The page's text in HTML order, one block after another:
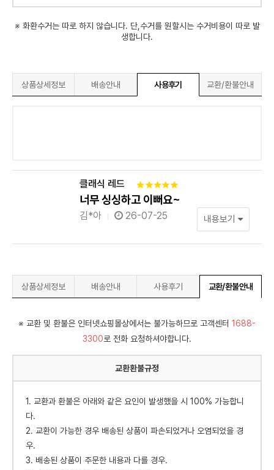
※ 화환수거는 따로 하지 않습니다. 단,수거를 원할시는 수거비용이 따로 발
생합니다.
상품상세정보 배송안내 사용후기 교환/환불안내
클래식 레드
너무 싱싱하고 이뻐요~
김*아 26-07-25 내용보기
상품상세정보 배송안내 사용후기 교환/환불안내
※ 교환 및 환불은 인터넷쇼핑몰상에서는 불가능하므로 고객센터 1688-
3300로 전화 요청하셔야합니다.
교환환불규정
1. 교환과 환불은 아래와 같은 요인이 발생했을 시 100% 가능합니
다.
2. 교환이 가능한 경우 배송된 상품이 파손되었거나 오염되었을 경
우.
3. 배송된 상품이 주문한 내용과 다를 경우.